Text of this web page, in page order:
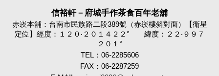
信裕軒－府城手作茶食百年老舖
赤崁本舖：台南市民族路二段389號（赤崁樓斜對面）【衛星
定位】經度：１２０‧２０１４２２° 緯度：２２‧９９７
２０１°
TEL：06-2285606
FAX：06-2287259